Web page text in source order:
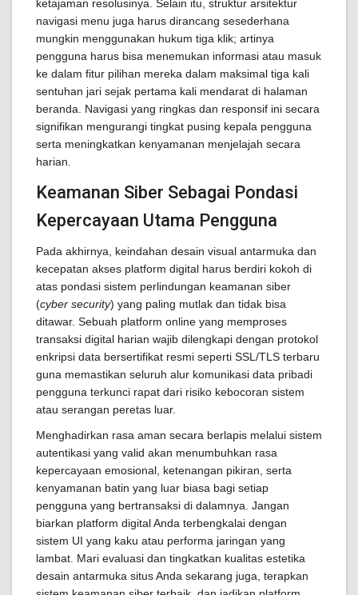
ketajaman resolusinya. Selain itu, struktur arsitektur
navigasi menu juga harus dirancang sesederhana
mungkin menggunakan hukum tiga klik; artinya
pengguna harus bisa menemukan informasi atau masuk
ke dalam fitur pilihan mereka dalam maksimal tiga kali
sentuhan jari sejak pertama kali mendarat di halaman
beranda. Navigasi yang ringkas dan responsif ini secara
signifikan mengurangi tingkat pusing kepala pengguna
serta meningkatkan kenyamanan menjelajah secara
harian.
Keamanan Siber Sebagai Pondasi
Kepercayaan Utama Pengguna
Pada akhirnya, keindahan desain visual antarmuka dan
kecepatan akses platform digital harus berdiri kokoh di
atas pondasi sistem perlindungan keamanan siber
(cyber security) yang paling mutlak dan tidak bisa
ditawar. Sebuah platform online yang memproses
transaksi digital harian wajib dilengkapi dengan protokol
enkripsi data bersertifikat resmi seperti SSL/TLS terbaru
guna memastikan seluruh alur komunikasi data pribadi
pengguna terkunci rapat dari risiko kebocoran sistem
atau serangan peretas luar.
Menghadirkan rasa aman secara berlapis melalui sistem
autentikasi yang valid akan menumbuhkan rasa
kepercayaan emosional, ketenangan pikiran, serta
kenyamanan batin yang luar biasa bagi setiap
pengguna yang bertransaksi di dalamnya. Jangan
biarkan platform digital Anda terbengkalai dengan
sistem UI yang kaku atau performa jaringan yang
lambat. Mari evaluasi dan tingkatkan kualitas estetika
desain antarmuka situs Anda sekarang juga, terapkan